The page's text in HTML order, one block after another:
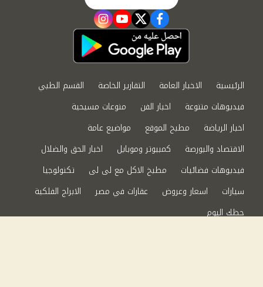
facebook
twitter
youtube
instagram
الرئيسية الاخبار العامة التقارير الخاصة
القسم الطبي
فيديوهات متنوعة
اخبار الفن
منوعات مسيحية
اخبار الرياضة
مطبخ الموقع
مواضيع عامة
الاقتصاد والبورصة
كمبيوتر وموبايل
اخبار الحق والضلال
فيديوهات فضائيات
مطبخ الاكل مع لى لى
تكنولوجيا
سيارات
اسعار وعروض عقارات في مصر
الابراج الفلكية
حظك اليوم